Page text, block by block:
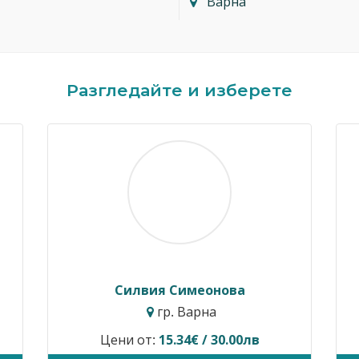
Разгледайте и изберете
Димитър Кавалджиев
гр. София
Цени от: 40.90€ / 80.00лв